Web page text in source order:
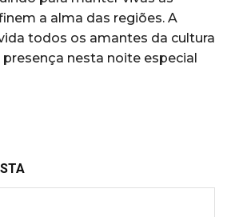
a alma das regiões. A
todos os amantes da cultura
nesta noite especial